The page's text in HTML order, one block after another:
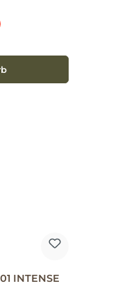
zu
unterwegs.
für definierte,
INTENSE